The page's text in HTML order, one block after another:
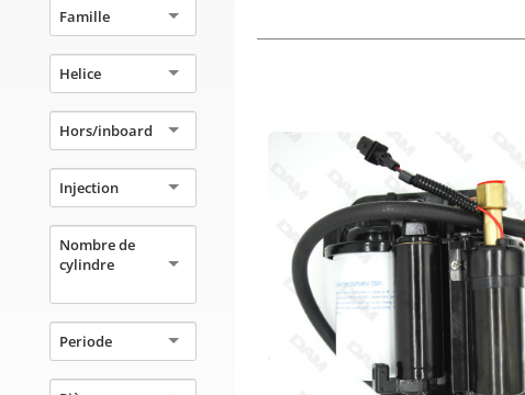
Famille
Helice
Hors/inboard
Injection
Nombre de
cylindre
Periode